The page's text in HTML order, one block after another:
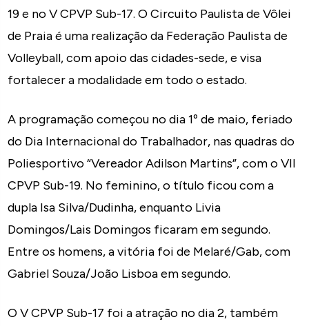
19 e no V CPVP Sub-17. O Circuito Paulista de Vôlei
de Praia é uma realização da Federação Paulista de
Volleyball, com apoio das cidades-sede, e visa
fortalecer a modalidade em todo o estado.
A programação começou no dia 1º de maio, feriado
do Dia Internacional do Trabalhador, nas quadras do
Poliesportivo “Vereador Adilson Martins”, com o VII
CPVP Sub-19. No feminino, o título ficou com a
dupla Isa Silva/Dudinha, enquanto Livia
Domingos/Lais Domingos ficaram em segundo.
Entre os homens, a vitória foi de Melaré/Gab, com
Gabriel Souza/João Lisboa em segundo.
O V CPVP Sub-17 foi a atração no dia 2, também